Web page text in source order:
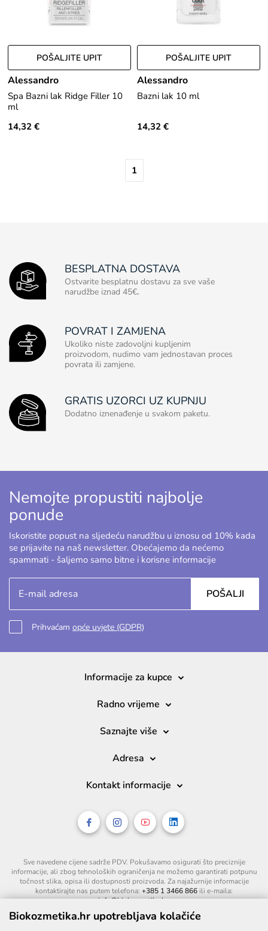
POŠALJITE UPIT
Alessandro
Spa Bazni lak Ridge Filler 10
ml
14,32 €
POŠALJITE UPIT
Alessandro
Bazni lak 10 ml
14,32 €
1
BESPLATNA DOSTAVA
Ostvarite besplatnu dostavu za sve vaše
narudžbe iznad 45€.
POVRAT I ZAMJENA
Ukoliko niste zadovoljni kupljenim
proizvodom, nudimo vam jednostavan proces
povrata ili zamjene.
GRATIS UZORCI UZ KUPNJU
Dodatno iznenađenje u svakom paketu.
Nemojte propustiti najbolje
ponude
Iskoristite popust na sljedeću narudžbu u iznosu od 10% kada
se prijavite na naš newsletter. Obećajemo da nećemo
spammati - šaljemo samo bitne i korisne informacije
POŠALJI
Prihvaćam opće uvjete (GDPR)
Informacije za kupce
Radno vrijeme
Saznajte više
Adresa
Kontakt informacije
Sve navedene cijene sadrže PDV. Pokušavamo osigurati što preciznije
informacije, ali zbog tehnoloških ograničenja ne možemo garantirati potpunu
točnost slika, opisa ili dostupnosti proizvoda. Za najažurnije informacije
kontaktirajte nas putem telefona: +385 1 3466 866 ili e-maila:
info@biokozmetika.hr.
Biokozmetika.hr upotrebljava kolačiće